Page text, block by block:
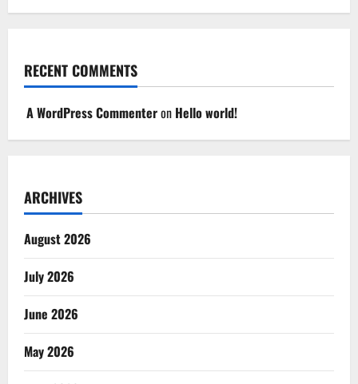
RECENT COMMENTS
A WordPress Commenteron Hello world!
ARCHIVES
August 2026
July 2026
June 2026
May 2026